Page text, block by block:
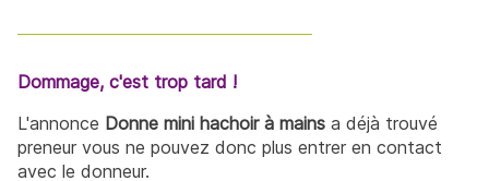
Dommage, c'est trop tard !
L'annonce Donne mini hachoir à mains a déjà trouvé
preneur vous ne pouvez donc plus entrer en contact
avec le donneur.